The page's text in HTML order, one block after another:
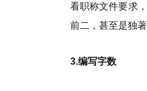
看职称文件要求
前二，甚至是独
3.编写字数